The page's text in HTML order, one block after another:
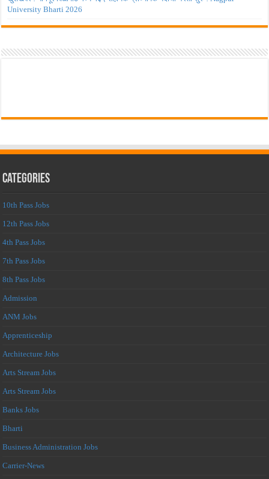
University Bharti 2026
Categories
10th Pass Jobs
12th Pass Jobs
4th Pass Jobs
7th Pass Jobs
8th Pass Jobs
Admission
ANM Jobs
Apprenticeship
Architecture Jobs
Arts Stream Jobs
Arts Stream Jobs
Banks Jobs
Bharti
Business Administration Jobs
Carrier-News